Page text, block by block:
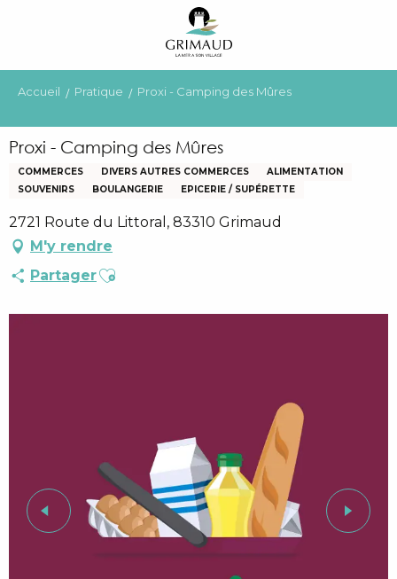
principal
Accueil Pratique Proxi - Camping des Mûres
Proxi - Camping des Mûres
COMMERCES DIVERS AUTRES COMMERCES
ALIMENTATION
SOUVENIRS
BOULANGERIE EPICERIE / SUPÉRETTE
2721 Route du Littoral, 83310 Grimaud
M'y rendre
PartagerAjouter aux favoris